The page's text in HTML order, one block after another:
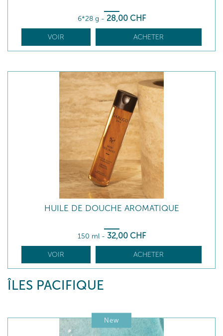
6*28 g - 28,00 CHF
VOIR ACHETER
HUILE DE DOUCHE AROMATIQUE
150 ml - 32,00 CHF
VOIR ACHETER
ÎLES PACIFIQUE
New